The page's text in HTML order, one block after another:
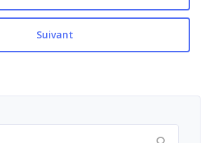
Suivant